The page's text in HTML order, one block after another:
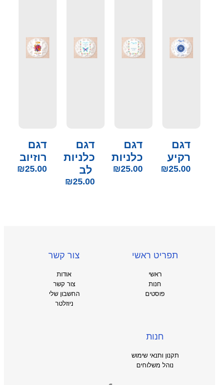
דגם
רקיע
₪25.00
דגם
כלניות
₪25.00
דגם
כלניות
לב
₪25.00
דגם
רוזיוב
₪25.00
תפריט ראשי
ראשי
חנות
פוסטים
צור קשר
אודות
צור קשר
החשבון שלי
ניוזלטר
חנות
תקנון ותנאי שימוש
נוהל משלוחים